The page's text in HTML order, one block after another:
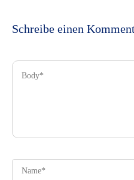
Schreibe einen